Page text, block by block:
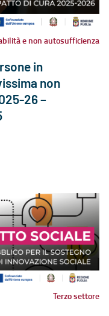
e non autosufficienza
in
non
26 –
Terzo settore